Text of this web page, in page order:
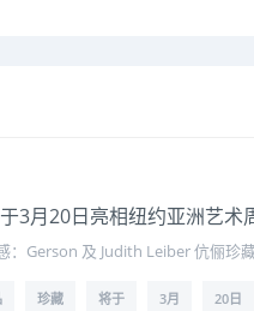
3月20日亮相纽约亚洲艺术
Gerson 及 Judith Leiber 伉俪珍
珍藏 将于 3月 20日